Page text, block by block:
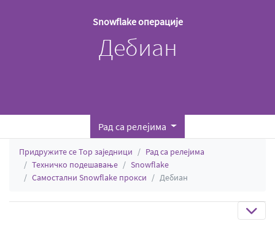
Snowflake операције
Дебиан
Рад са релејима
Придружите се Тор заједници
Рад са релејима
Техничко подешавање
Snowflake
Самостални Snowflake прокси
Дебиан